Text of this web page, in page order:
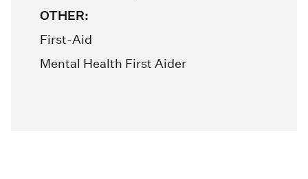
OTHER:
First-Aid
Mental Health First Aider